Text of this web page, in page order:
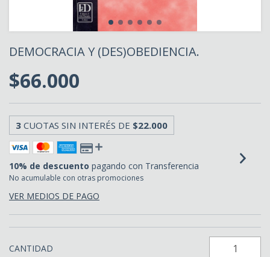
DEMOCRACIA Y (DES)OBEDIENCIA.
$66.000
3 CUOTAS SIN INTERÉS DE $22.000
10% de descuento pagando con Transferencia
No acumulable con otras promociones
VER MEDIOS DE PAGO
CANTIDAD